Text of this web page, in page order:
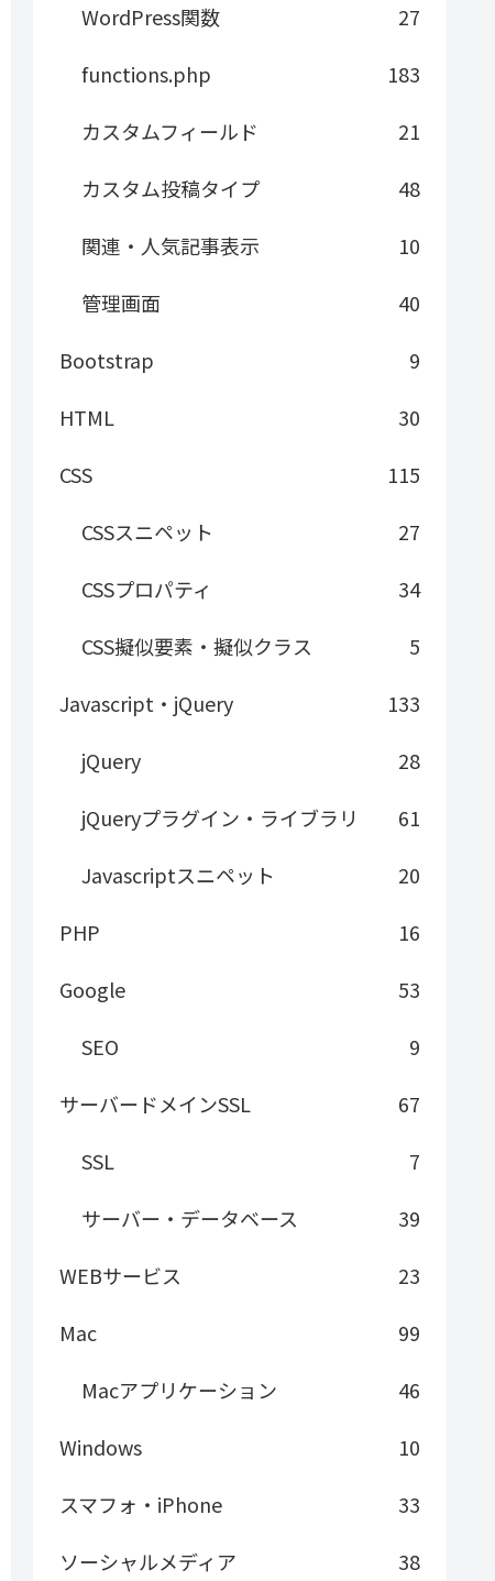
WordPress関数
27
functions.php
183
カスタムフィールド
21
カスタム投稿タイプ
48
関連・人気記事表示
10
管理画面
40
Bootstrap
9
HTML
30
CSS
115
CSSスニペット
27
CSSプロパティ
34
CSS擬似要素・擬似クラス
5
Javascript・jQuery
133
jQuery
28
jQueryプラグイン・ライブラリ
61
Javascriptスニペット
20
PHP
16
Google
53
SEO
9
サーバードメインSSL
67
SSL
7
サーバー・データベース
39
WEBサービス
23
Mac
99
Macアプリケーション
46
Windows
10
スマフォ・iPhone
33
ソーシャルメディア
38